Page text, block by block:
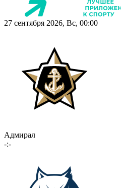
27 сентября 2026, Вс, 00:00
Адмирал
-:-